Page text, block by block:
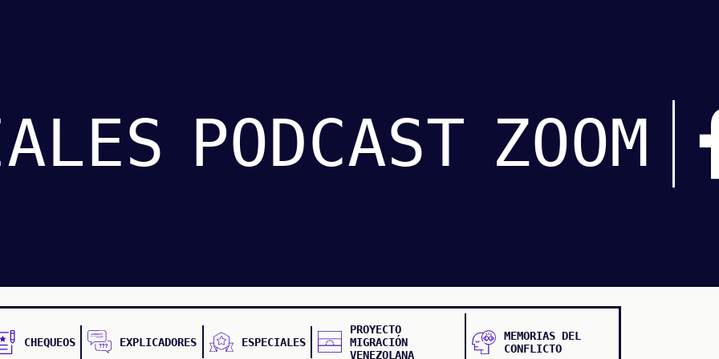
PODCAST ZOOM
CHEQUEOS EXPLICADORES ESPECIALES
PROYECTO
MIGRACIÓN
VENEZOLANA
MEMORIAS DEL
CONFLICTO